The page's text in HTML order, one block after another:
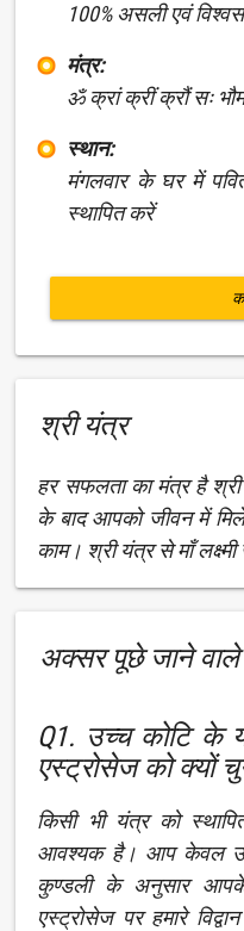
100% असली एवं
मंत्र:
ॐ क्रां क्रीं क्रौं सः
स्थान:
मंगलवार के घर में
स्थापित करें
श्री यंत्र
हर सफलता का मंत्र है
के बाद आपको जीवन में
काम। श्री यंत्र से माँ
अक्सर पूछे जाने वाले
Q1. उच्च कोटि के
एस्ट्रोसेज को क्यों
किसी भी यंत्र को
आवश्यक है। आप केवल
कुण्डली के अनुसार
एस्ट्रोसेज पर हमारे